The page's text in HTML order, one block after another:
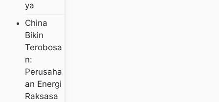
Ya
China
Bikin
Terobosa
N:
Perusaha
An Energi
Raksasa